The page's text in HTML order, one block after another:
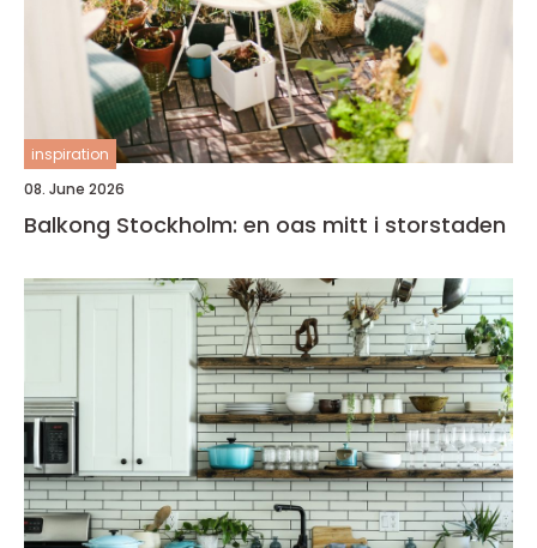
inspiration
08. June 2026
Balkong Stockholm: en oas mitt i storstaden